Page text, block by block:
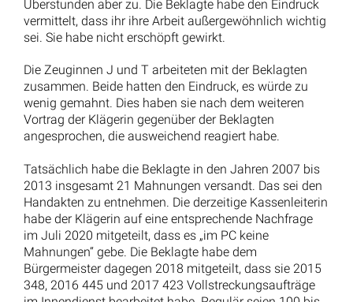
verjährten Forderungen von 2007 bis 2011 handelt es
sich nach der Aufstellung der Klägerin um 349
Forderungen, die verjährt sind, da sie nicht gemahnt
wurden. Von den in dem Jahr 2012 fällig gewordenen
Forderungen sind nach der Auflistung der Klägerin 137
Forderungen verjährt, weil sie nicht gemahnt wurden.
Die Klägerin trägt also vor, dass in einem Zeitraum von
sechs Jahren, nämlich von 2007 bis 2012 486
Forderungen verjährt sind, da sie nicht gemahnt
wurden. Ausgehend von ca. 1.200 Mahnungen pro
Jahr bedeutet das, dass die Beklagte entweder mehr
als 90 % der zu versendenden Mahnungen versandt
hat – was beide Parteien nicht behaupten – oder die
Zahl der monatlich bzw. jährlich zu versendenden
Mahnungen stark schwankt. In beiden Fällen kann der
Beklagten nicht der Vorwurf gemacht werden, ihr hätte
auffallen müssen, dass zu wenig Mahnungen versandt
wurden.